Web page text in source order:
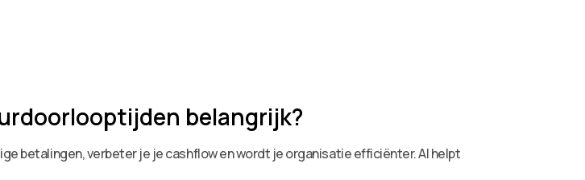
belangrijk?
betalingen, verbeter je je cashflow en wordt je organisatie efficiënter. AI helpt